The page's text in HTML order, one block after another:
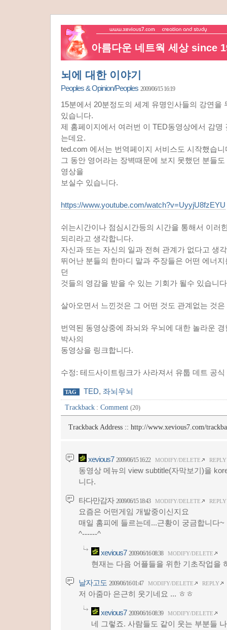
아름다운 네트웍 세상 since
뇌에 대한 이야기
Peoples & Opinion/Peoples 2009/06/15 16:19
15분에서 20분정도의 세계 유명인사들의 강연을
있습니다.
제 홈페이지에서 여러번 이 TED동영상에서 감명
는데요.
ted.com 에서는 번역페이지 서비스도 시작했습니
그 동안 영어라는 장벽때문에 보지 못했던 분들
영상을
보실수 있습니다.
https://www.youtube.com/watch?v=UyyjU8fzEYU
쉬는시간이나 점심시간등의 시간을 통해서 이러
되리라고 생각합니다.
자신과 또는 자신의 일과 전혀 관계가 없다고 생
뛰어난 분들의 한마디 말과 주장들은 어떤 에너
던
것들의 영감을 받을 수 있는 기회가 될수 있습니
살아오면서 느낀것은 그 어떤 것도 관계없는 것
번역된 동영상중에 좌뇌와 우뇌에 대한 놀라운
박사의
동영상을 링크합니다.
수정: 테드사이트링크가 사라져서 유툽 데트 공
TAG TED, 좌뇌우뇌
Trackback : Comment (20)
Trackback Address :: http://www.xevious7.com/
xevious7 2009/06/15 16:22 MODIFY/DELETE REPLY
동영상 메뉴의 view subtitle(자막보기)을
니다.
타다만감자 2009/06/15 18:43 MODIFY/DELETE REPLY
요즘은 어떤게임 개발중이신지요
매일 홈피에 들르는데...근황이 궁금합니다~
^------^
xevious7 2009/06/16 08:38 MODIFY/DELETE
현재는 다음 어플들을 위한 기초작업을
날자고도 2009/06/16 01:47 MODIFY/DELETE REPLY
저 아줌마 은근히 웃기네요 ... ㅎㅎ
xevious7 2009/06/16 08:39 MODIFY/DELETE
네 그렇죠. 사람들도 같이 웃는 부분들